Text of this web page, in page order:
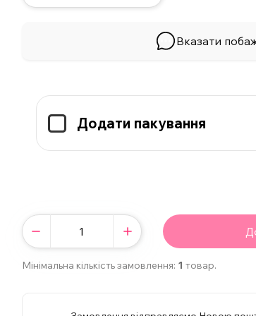
Вказати
Додати пакування
Мінімальна кількість замовлення: 1 товар.